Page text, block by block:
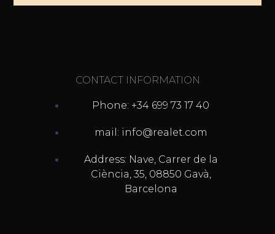
CONTACT INFORMATION
Phone: +34 699 73 17 40
mail: info@realet.com
Address: Nave, Carrer de la
Ciència, 35, 08850 Gavà,
Barcelona